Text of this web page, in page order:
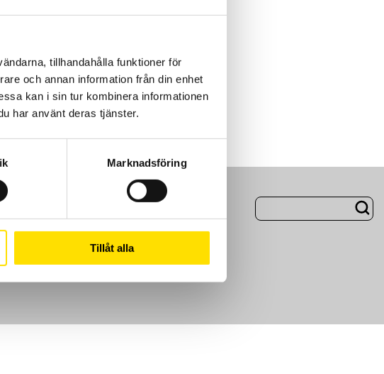
tillhandahålla funktioner för
och annan information från din enhet
kan i sin tur kombinera informationen
har använt deras tjänster.
Marknadsföring
Tillåt alla
Om Oss